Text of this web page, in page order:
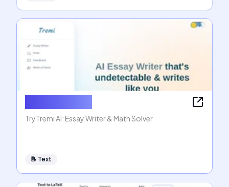
TryTremi AI: Essay Writer & Math Solver
📝 Text